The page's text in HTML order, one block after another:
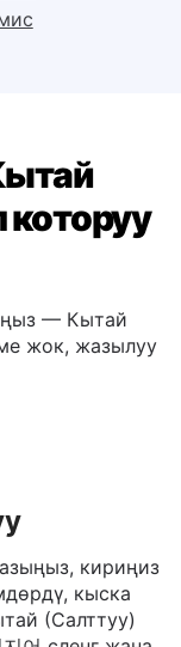
Тил
— Кытай
кириңиз